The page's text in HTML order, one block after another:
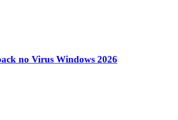
no Virus Windows 2026